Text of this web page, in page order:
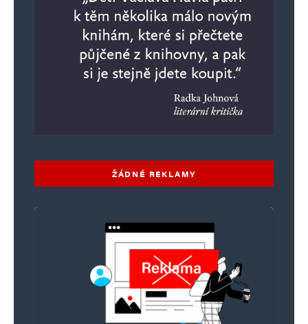
ŽÁDNÉ REKLAMY